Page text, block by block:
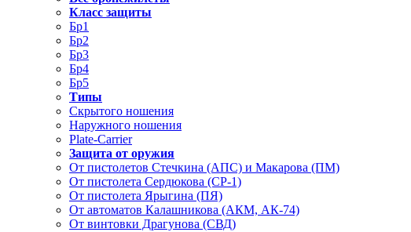
Класс защиты
Бр1
Бр2
Бр3
Бр4
Бр5
Типы
Скрытого ношения
Наружного ношения
Plate-Carrier
Защита от оружия
От пистолетов Стечкина (АПС) и Макарова (ПМ)
От пистолета Сердюкова (СР-1)
От пистолета Ярыгина (ПЯ)
От автоматов Калашникова (АКМ, АК-74)
От винтовки Драгунова (СВД)